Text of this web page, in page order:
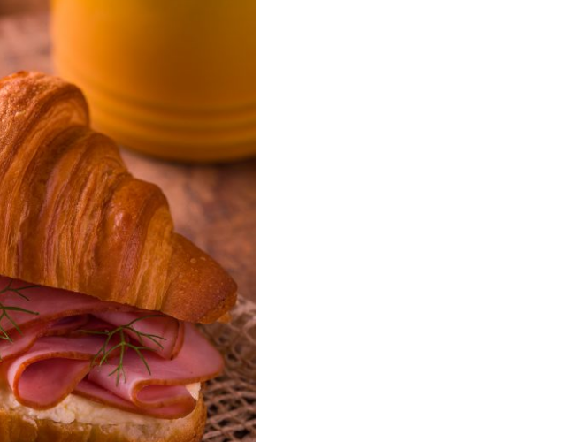
Publicidade
seus interesses e
comportamento
ao visitar nosso
site, você
aumenta a
chance de ver
conteúdo e
ofertas
personalizadas.